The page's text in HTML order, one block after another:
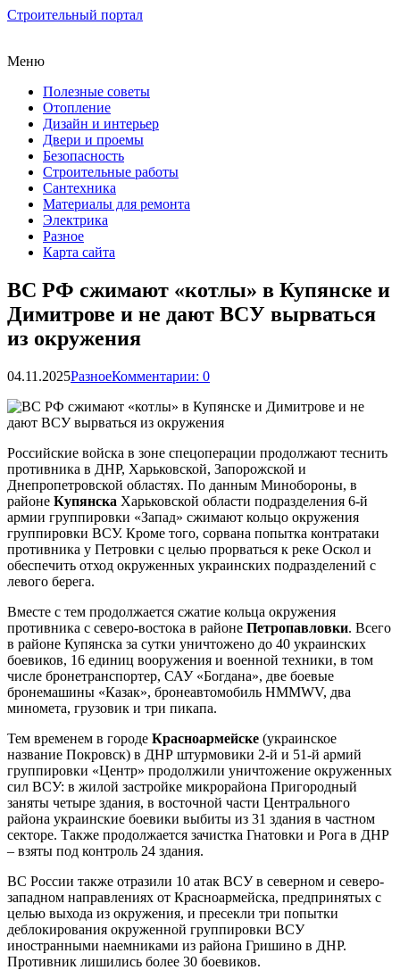
Строительный портал
Меню
Полезные советы
Отопление
Дизайн и интерьер
Двери и проемы
Безопасность
Строительные работы
Сантехника
Материалы для ремонта
Электрика
Разное
Карта сайта
ВС РФ сжимают «котлы» в Купянске и
Димитрове и не дают ВСУ вырваться
из окружения
04.11.2025РазноеКомментарии: 0
Российские войска в зоне спецоперации продолжают теснить
противника в ДНР, Харьковской, Запорожской и
Днепропетровской областях. По данным Минобороны, в
районе Купянска Харьковской области подразделения 6-й
армии группировки «Запад» сжимают кольцо окружения
группировки ВСУ. Кроме того, сорвана попытка контратаки
противника у Петровки с целью прорваться к реке Оскол и
обеспечить отход окруженных украинских подразделений с
левого берега.
Вместе с тем продолжается сжатие кольца окружения
противника с северо-востока в районе Петропавловки. Всего
в районе Купянска за сутки уничтожено до 40 украинских
боевиков, 16 единиц вооружения и военной техники, в том
числе бронетранспортер, САУ «Богдана», две боевые
бронемашины «Казак», бронеавтомобиль HMMWV, два
миномета, грузовик и три пикапа.
Тем временем в городе Красноармейске (украинское
название Покровск) в ДНР штурмовики 2-й и 51-й армий
группировки «Центр» продолжили уничтожение окруженных
сил ВСУ: в жилой застройке микрорайона Пригородный
заняты четыре здания, в восточной части Центрального
района украинские боевики выбиты из 31 здания в частном
секторе. Также продолжается зачистка Гнатовки и Рога в ДНР
– взяты под контроль 24 здания.
ВС России также отразили 10 атак ВСУ в северном и северо-
западном направлениях от Красноармейска, предпринятых с
целью выхода из окружения, и пресекли три попытки
деблокирования окруженной группировки ВСУ
иностранными наемниками из района Гришино в ДНР.
Противник лишились более 30 боевиков.